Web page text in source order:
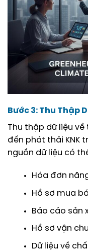
Bước 3: Thu Thập
Thu thập dữ liệu
đến phát thải KNK
nguồn dữ liệu có
Hóa đơn
Hồ sơ mua
Báo cáo sản
Hồ sơ vận
Dữ liệu về